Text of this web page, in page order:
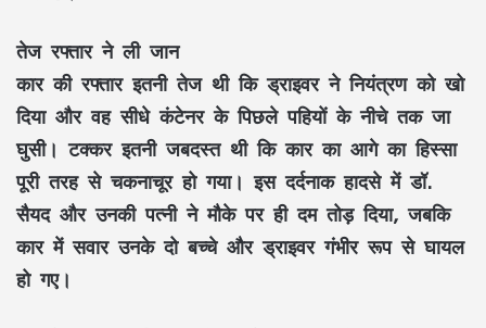
तेज रफ्तार ने ली जान
कार की रफ्तार इतनी तेज थी कि ड्राइवर ने नियंत्रण को खो
दिया और वह सीधे कंटेनर के पिछले पहियों के नीचे तक जा
घुसी। टक्कर इतनी जबदस्त थी कि कार का आगे का हिस्सा
पूरी तरह से चकनाचूर हो गया। इस दर्दनाक हादसे में डॉ.
सैयद और उनकी पत्नी ने मौके पर ही दम तोड़ दिया, जबकि
कार में सवार उनके दो बच्चे और ड्राइवर गंभीर रूप से घायल
हो गए।